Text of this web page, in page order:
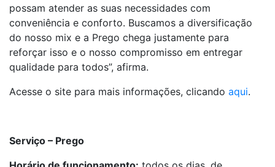
possam atender as suas necessidades com
conveniência e conforto. Buscamos a diversificação
do nosso mix e a Prego chega justamente para
reforçar isso e o nosso compromisso em entregar
qualidade para todos”, afirma.
Acesse o site para mais informações, clicando aqui.
Serviço – Prego